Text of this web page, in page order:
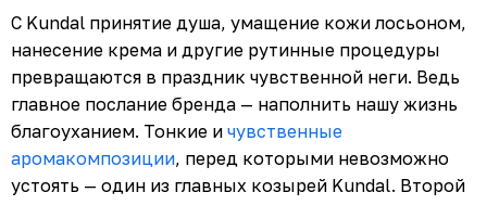
C Kundal принятие душа, умащение кожи лосьоном,
нанесение крема и другие рутинные процедуры
превращаются в праздник чувственной неги. Ведь
главное послание бренда — наполнить нашу жизнь
благоуханием. Тонкие и чувственные
аромакомпозиции, перед которыми невозможно
устоять — один из главных козырей Kundal. Второй